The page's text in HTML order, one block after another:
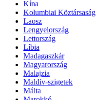
Kína
Kolumbiai Köztársaság
Laosz
Lengyelország
Lettország
Líbia
Madagaszkár
Magyarország
Malajzia
Maldív-szigetek
Málta